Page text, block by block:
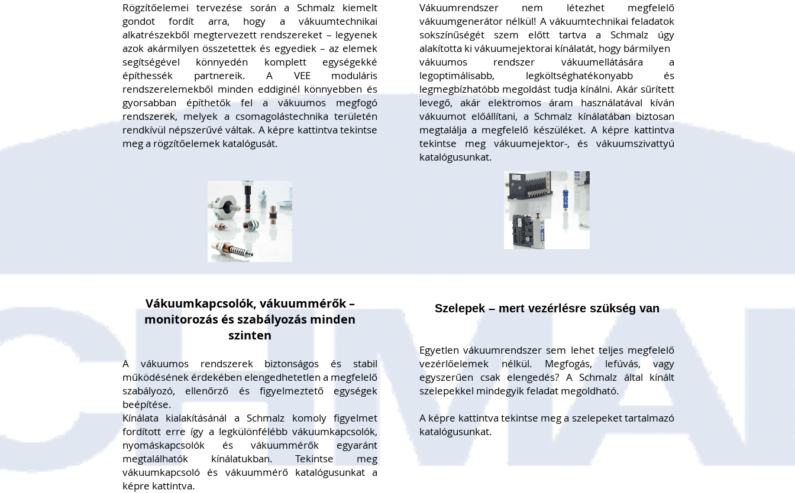
Rögzítőelemei tervezése során a Schmalz kiemelt
gondot fordít arra, hogy a vákuumtechnikai
alkatrészekből megtervezett rendszereket – legyenek
azok akármilyen összetettek és egyediek – az elemek
segítségével könnyedén komplett egységekké
építhessék partnereik. A VEE moduláris
rendszerelemekből minden eddiginél könnyebben és
gyorsabban építhetők fel a vákuumos megfogó
rendszerek, melyek a csomagolástechnika területén
rendkívül népszerűvé váltak. A képre kattintva tekintse
meg a rögzítőelemek katalógusát.
Vákuumkapcsolók, vákuummérők –
monitorozás és szabályozás minden
szinten
A vákuumos rendszerek biztonságos és stabil
működésének érdekében elengedhetetlen a megfelelő
szabályozó, ellenőrző és figyelmeztető egységek
beépítése.
Kínálata kialakításánál a Schmalz komoly figyelmet
fordított erre így a legkülönfélébb vákuumkapcsolók,
nyomáskapcsolók és vákuummérők egyaránt
megtalálhatók kínálatukban. Tekintse meg
vákuumkapcsoló és vákuummérő katalógusunkat a
képre kattintva.
Vákuumrendszer nem létezhet megfelelő
vákuumgenerátor nélkül! A vákuumtechnikai feladatok
sokszínűségét szem előtt tartva a Schmalz úgy
alakította ki vákuumejektorai kínálatát, hogy bármilyen
vákuumos rendszer vákuumellátására a
legoptimálisabb, legköltséghatékonyabb és
legmegbízhatóbb megoldást tudja kínálni. Akár sűrített
levegő, akár elektromos áram használatával kíván
vákuumot előállítani, a Schmalz kínálatában biztosan
megtalálja a megfelelő készüléket. A képre kattintva
tekintse meg vákuumejektor-, és vákuumszivattyú
katalógusunkat.
Szelepek – mert vezérlésre szükség van
Egyetlen vákuumrendszer sem lehet teljes megfelelő
vezérlőelemek nélkül. Megfogás, lefúvás, vagy
egyszerűen csak elengedés? A Schmalz által kínált
szelepekkel mindegyik feladat megoldható.
A képre kattintva tekintse meg a szelepeket tartalmazó
katalógusunkat.